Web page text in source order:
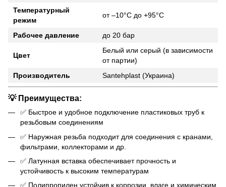
Температурный
режим
от –10°C до +95°C
Рабочее давление до 20 бар
Цвет
Белый или серый (в зависимости
от партии)
Производитель
Santehplast (Украина)
💡 Преимущества:
✅ Быстрое и удобное подключение пластиковых труб к
резьбовым соединениям
✅ Наружная резьба подходит для соединения с кранами,
фильтрами, коллекторами и др.
✅ Латунная вставка обеспечивает прочность и
устойчивость к высоким температурам
✅ Полипропилен устойчив к коррозии, влаге и химическим